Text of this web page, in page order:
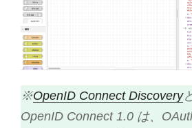
※OpenID Connect Discovery
OpenID Connect 1.0 は、